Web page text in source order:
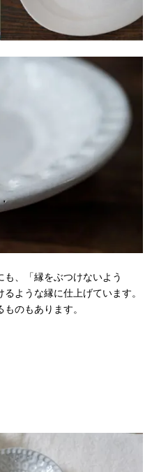
、「縁をぶつけないよう
ような縁に仕上げています。
のもあります。